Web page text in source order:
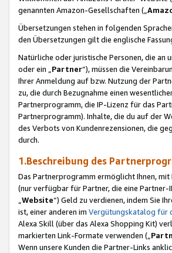
genannten Amazon-Gesellschaften („
Übersetzungen stehen in folgenden
den Übersetzungen gilt die englische
Natürliche oder juristische Personen, die an
oder ein „Partner“), müssen die
Ihrer Anmeldung auf bzw. Nutzung der
zu, die durch Bezugnahme einen
Partnerprogramm, die IP-Lizenz für das
Partnerprogramm). Inhalte, die du auf der
des Verbots von Kundenrezensionen, die
durch.
1.Beschreibung des
Das Partnerprogramm ermöglicht Ihnen,
(nur verfügbar für Partner, die eine Partner-
Website“) Geld zu verdienen, indem Sie
ist, einer anderen im Vergütungskatalog für
Alexa Skill (über das Alexa Shopping Kit)
markierten Link-Formate verwenden („
Wenn unsere Kunden die Partner-Links